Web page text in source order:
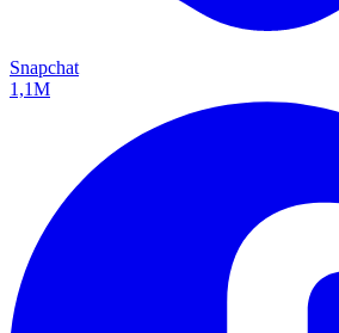
Snapchat
1,1M